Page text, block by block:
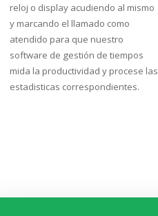
reloj o display acudiendo al mismo
y marcando el llamado como
atendido para que nuestro
software de gestión de tiempos
mida la productividad y procese las
estadisticas correspondientes.